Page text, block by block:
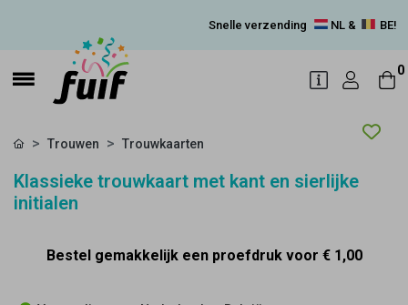
Snelle verzending NL & BE!
0
Trouwen Trouwkaarten
Klassieke trouwkaart met kant en sierlijke
initialen
Bestel gemakkelijk een proefdruk voor € 1,00